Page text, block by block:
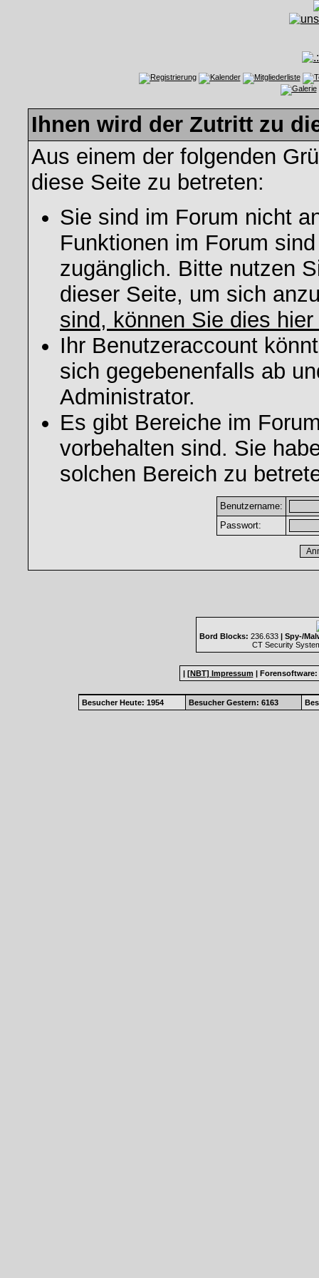
Ihnen wird der Zutritt zu
Aus einem der folgenden
diese Seite zu betreten:
Sie sind im Forum nicht
Funktionen im Forum
zugänglich. Bitte nutzen
dieser Seite, um sich
sind, können Sie dies hier
Ihr Benutzeraccount
sich gegebenenfalls ab
Administrator.
Es gibt Bereiche im
vorbehalten sind. Sie
solchen Bereich zu
Benutzername:
Passwort:
Bord Blocks: 236.633 | Spy-/
CT Security
| [NBT] Impressum | Forensoftware:
Besucher Heute: 1954 Besucher Gestern: 6163